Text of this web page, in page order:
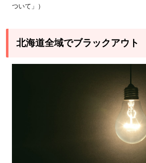
ついて」）
北海道全域でブラックアウト